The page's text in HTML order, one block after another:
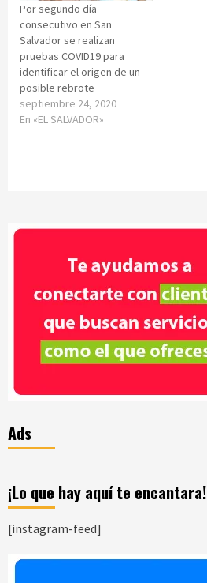
Por segundo día
consecutivo en San
Salvador se realizan
pruebas COVID19 para
identificar el origen de un
posible rebrote
septiembre 24, 2020
En «EL SALVADOR»
Ads
¡Lo que hay aquí te encantara!
[instagram-feed]